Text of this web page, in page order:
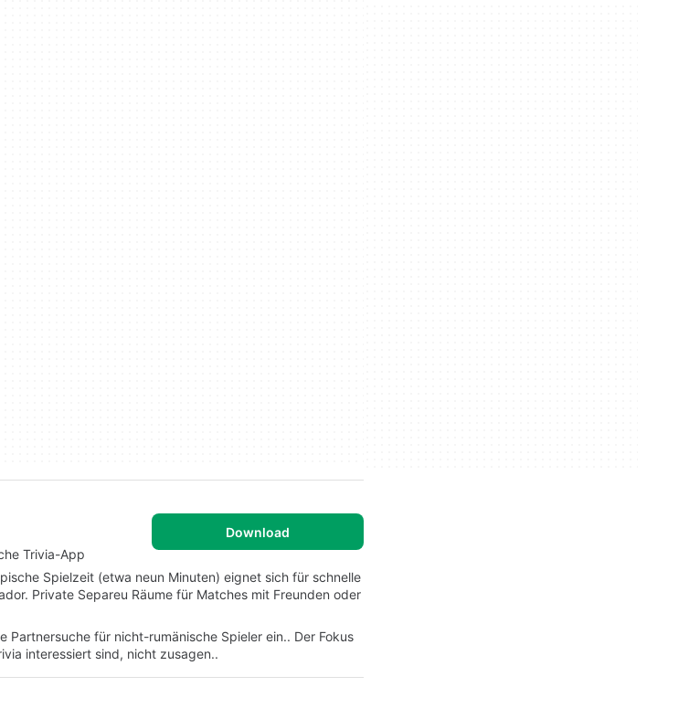
Trivia-App
Download
Spielzeit (etwa neun Minuten) eignet sich für schnelle
Private Separeu Räume für Matches mit Freunden oder
für nicht-rumänische Spieler ein.. Der Fokus
interessiert sind, nicht zusagen..